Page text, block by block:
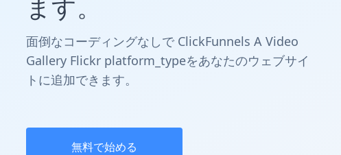
面倒なコーディングなしで ClickFunnels A Video
Gallery Flickr platform_typeをあなたのウェブサイ
トに追加できます。
無料で始める